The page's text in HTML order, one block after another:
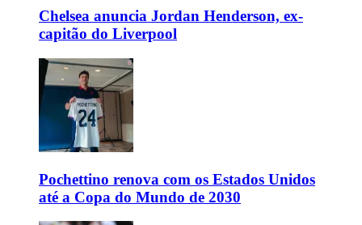
Chelsea anuncia Jordan Henderson, ex-
capitão do Liverpool
Pochettino renova com os Estados Unidos
até a Copa do Mundo de 2030